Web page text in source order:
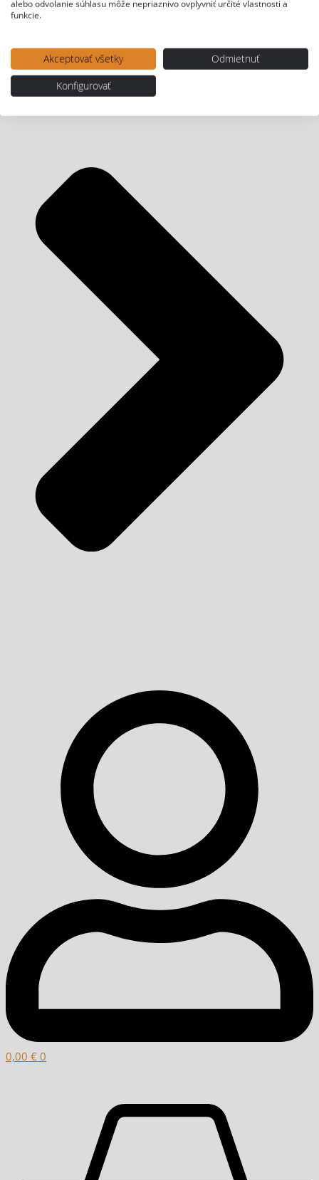
0,00 € 0
alebo odvolanie súhlasu môže nepriaznivo ovplyvniť určité vlastnosti a
funkcie.
Akceptovať všetky
Odmietnuť
Konfigurovať